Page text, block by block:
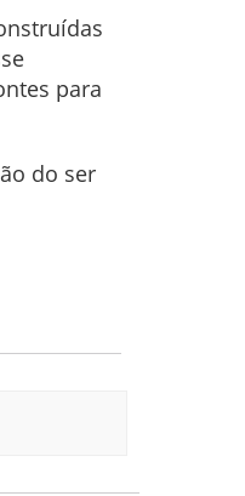
para
do ser